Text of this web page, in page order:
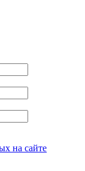
на сайте